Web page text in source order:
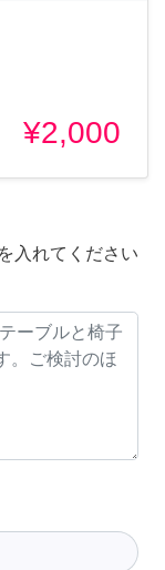
¥2,000
入れてください